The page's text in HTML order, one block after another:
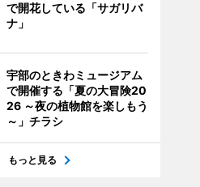
で開花している「サガリバ
ナ」
宇部のときわミュージアム
で開催する「夏の大冒険20
26 ～夜の植物館を楽しもう
～」チラシ
もっと見る